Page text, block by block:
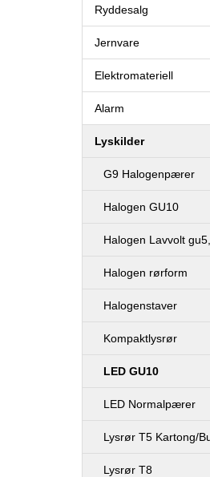
Ryddesalg
Jernvare
Elektromateriell
Alarm
Lyskilder
G9 Halogenpærer
Halogen GU10
Halogen Lavvolt
Halogen rørform
Halogenstaver
Kompaktlysrør
LED GU10
LED Normalpærer
Lysrør T5 Kartong/
Lysrør T8